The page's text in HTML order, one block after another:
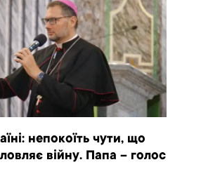
непокоїть чути, що
війну. Папа – голос